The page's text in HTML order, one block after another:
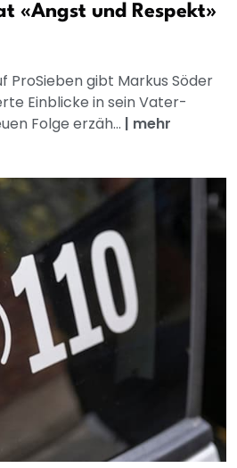
«Angst und Respekt»
ProSieben gibt Markus Söder
Einblicke in sein Vater-
Folge erzäh... | mehr